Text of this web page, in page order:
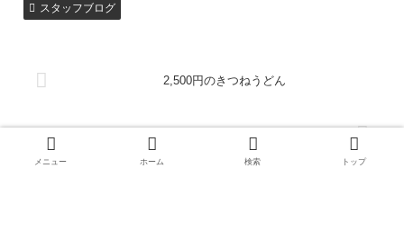
スタッフブログ
2,500円のきつねうどん
メニュー ホーム 検索 トップ